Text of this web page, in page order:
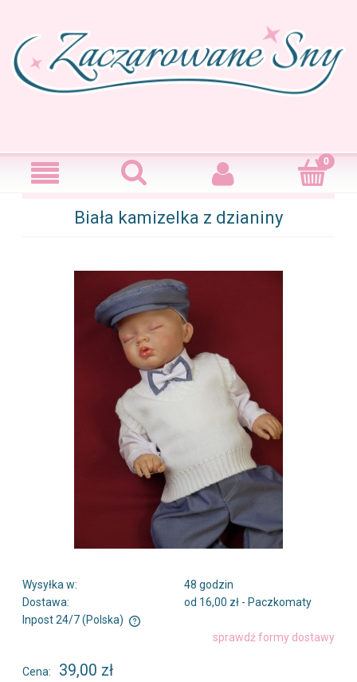
Biała kamizelka z dzianiny
Wysyłka w:
48 godzin
Dostawa:
od 16,00 zł - Paczkomaty
Inpost 24/7(Polska)
Cena nie zawiera ewentualnych kosztów płatnościsprawdź formy dostawy
Cena: 39,00 zł